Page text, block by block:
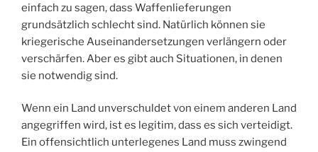
einfach zu sagen, dass Waffenlieferungen
grundsätzlich schlecht sind. Natürlich können sie
kriegerische Auseinandersetzungen verlängern oder
verschärfen. Aber es gibt auch Situationen, in denen
sie notwendig sind.
Wenn ein Land unverschuldet von einem anderen Land
angegriffen wird, ist es legitim, dass es sich verteidigt.
Ein offensichtlich unterlegenes Land muss zwingend